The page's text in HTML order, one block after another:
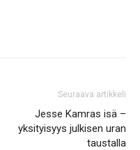
Seuraava artikkeli
Jesse Kamras isä –
yksityisyys julkisen uran
taustalla